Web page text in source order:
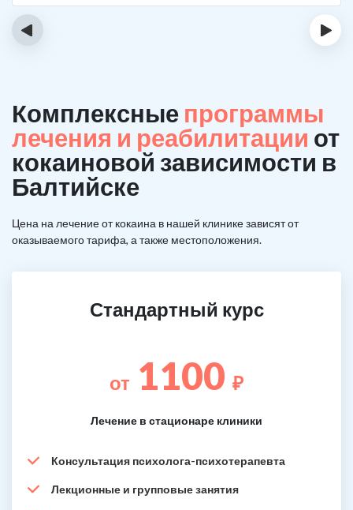
‹ ›
Комплексные программы
лечения и реабилитации от
кокаиновой зависимости в
Балтийске
Цена на лечение от кокаина в нашей клинике зависят от
оказываемого тарифа, а также местоположения.
Стандартный курс
от 1100 ₽
Лечение в стационаре клиники
Консультация психолога-психотерапевта
Лекционные и групповые занятия